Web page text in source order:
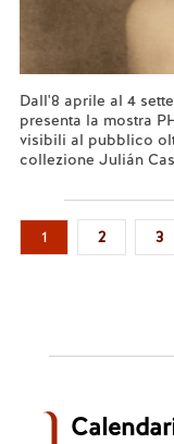
Dall'8 aprile al 4
presenta la mostra
visibili al pubblico
collezione Julián
1 2 3